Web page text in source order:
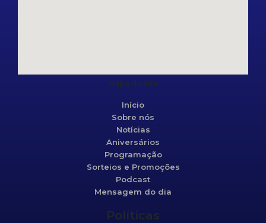
Mapa do site
Início
Sobre nós
Notícias
Aniversários
Programação
Sorteios e Promoções
Podcast
Mensagem do dia
Políticas